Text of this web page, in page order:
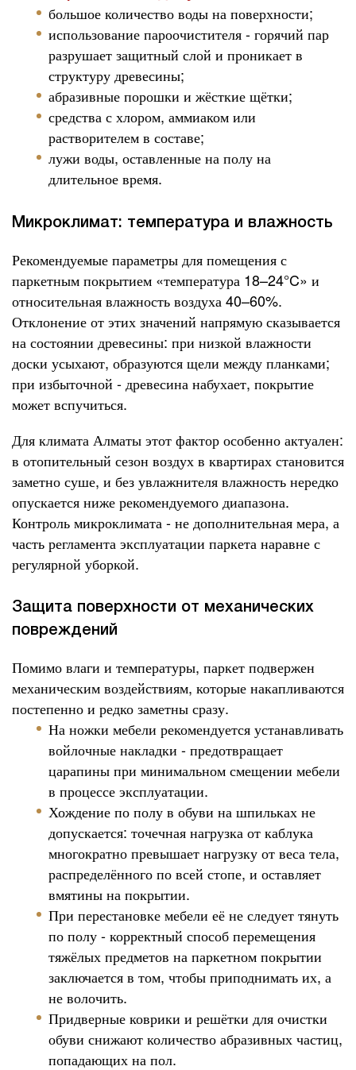
большое количество воды на поверхности;
использование пароочистителя - горячий пар
разрушает защитный слой и проникает в
структуру древесины;
абразивные порошки и жёсткие щётки;
средства с хлором, аммиаком или
растворителем в составе;
лужи воды, оставленные на полу на
длительное время.
Микроклимат: температура и влажность
Рекомендуемые параметры для помещения с
паркетным покрытием «температура 18–24°C» и
относительная влажность воздуха 40–60%.
Отклонение от этих значений напрямую сказывается
на состоянии древесины: при низкой влажности
доски усыхают, образуются щели между планками;
при избыточной - древесина набухает, покрытие
может вспучиться.
Для климата Алматы этот фактор особенно актуален:
в отопительный сезон воздух в квартирах становится
заметно суше, и без увлажнителя влажность нередко
опускается ниже рекомендуемого диапазона.
Контроль микроклимата - не дополнительная мера, а
часть регламента эксплуатации паркета наравне с
регулярной уборкой.
Защита поверхности от механических
повреждений
Помимо влаги и температуры, паркет подвержен
механическим воздействиям, которые накапливаются
постепенно и редко заметны сразу.
На ножки мебели рекомендуется устанавливать
войлочные накладки - предотвращает
царапины при минимальном смещении мебели
в процессе эксплуатации.
Хождение по полу в обуви на шпильках не
допускается: точечная нагрузка от каблука
многократно превышает нагрузку от веса тела,
распределённого по всей стопе, и оставляет
вмятины на покрытии.
При перестановке мебели её не следует тянуть
по полу - корректный способ перемещения
тяжёлых предметов на паркетном покрытии
заключается в том, чтобы приподнимать их, а
не волочить.
Придверные коврики и решётки для очистки
обуви снижают количество абразивных частиц,
попадающих на пол.